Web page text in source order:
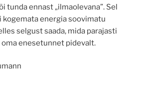
tunda ennast „ilmaolevana”. Sel
kogemata energia soovimatu
selgust saada, mida parajasti
enesetunnet pidevalt.